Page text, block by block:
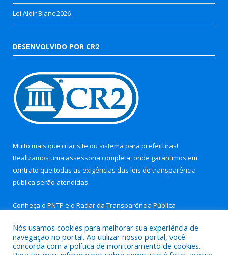
Lei Aldir Blanc 2026
DESENVOLVIDO POR CR2
Muito mais que criar site ou sistema para prefeituras!
Realizamos uma assessoria completa, onde garantimos em
contrato que todas as exigências das leis de transparência
pública serão atendidas.
Conheça o PNTP e o Radar da Transparência Pública
Nós usamos cookies para melhorar sua experiência de
navegação no portal. Ao utilizar nosso portal, você
concorda com a política de monitoramento de cookies.